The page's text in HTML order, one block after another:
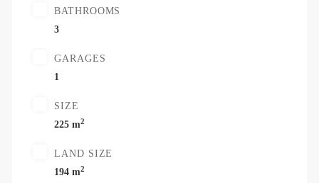
BATHROOMS
3
GARAGES
1
SIZE
225 m2
LAND SIZE
194 m2